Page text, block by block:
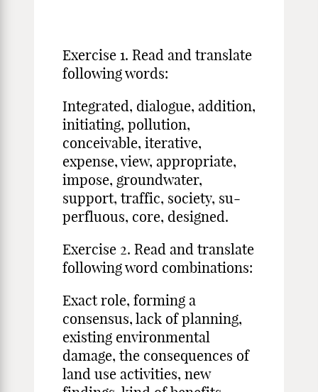
Exercise 1. Read and translate
following words:
Integrated, dialogue, addition,
initiating, pollution,
conceivable, iterative,
expense, view, appropriate,
impose, groundwater,
support, traffic, society, su­
perfluous, core, designed.
Exercise 2. Read and translate
following word combinations:
Exact role, forming a
consensus, lack of planning,
existing environmental
damage, the conse­quences of
land use activities, new